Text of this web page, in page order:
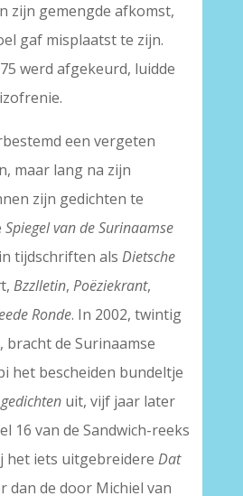
zijn gemengde afkomst,
gaf misplaatst te zijn.
werd afgekeurd, luidde
een vergeten
maar lang na zijn
zijn gedichten te
Spiegel van de Surinaamse
tijdschriften als Dietsche
t, Bzzlletin, Poëziekrant,
Ronde. In 2002, twintig
bracht de Surinaamse
het bescheiden bundeltje
uit, vijf jaar later
16 van de Sandwich-reeks
het iets uitgebreidere Dat
dan de door Michiel van